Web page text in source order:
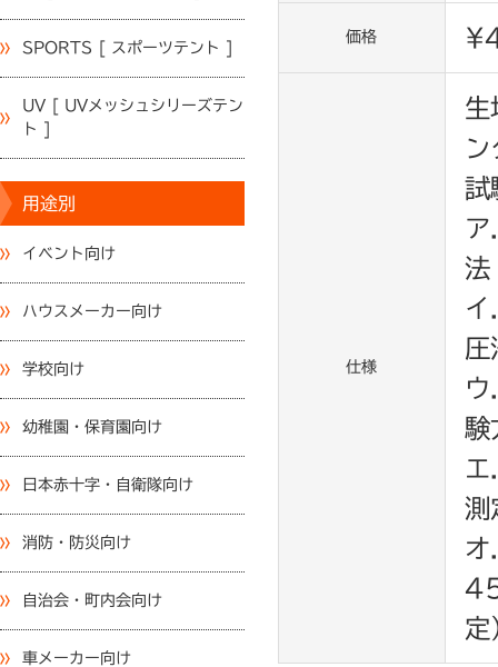
SPORTS [ スポーツテント ]
UV [ UVメッシュシリーズテン
ト ]
用途別
イベント向け
ハウスメーカー向け
学校向け
幼稚園・保育園向け
日本赤十字・自衛隊向け
消防・防災向け
自治会・町内会向け
車メーカー向け
価格
仕様
生
試
法
圧
験
測
定